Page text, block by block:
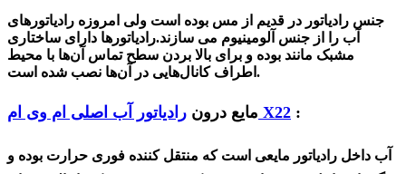
جنس رادیاتور در قدیم از مس بوده است ولی امروزه رادیاتورهای
آب را از جنس آلومینیوم می سازند.رادیاتورها دارای ساختاری
مشبک مانند بوده و برای بالا بردن سطح تماس آن‌ها با محیط
اطراف کانال‌هایی در آن‌ها نصب شده است.
مایع درون رادیاتور آب اصلی ام وی ام X22 :
آب داخل رادیاتور مایعی است که منتقل کننده فوری حرارت بوده و